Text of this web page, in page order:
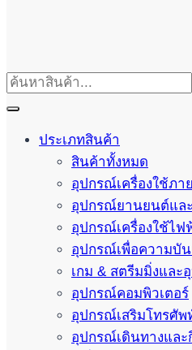
ประเภทสินค้า
สินค้าทั้งหมด
อุปกรณ์เครื่องใช้ภา
อุปกรณ์ยานยนต์แล
อุปกรณ์เครื่องใช้ไฟ
อุปกรณ์เพื่อความบัน
เกม & สตรีมมิ่งและ
อุปกรณ์คอมพิวเตอร์
อุปกรณ์เสริมโทรศัพ
อุปกรณ์เดินทางและ